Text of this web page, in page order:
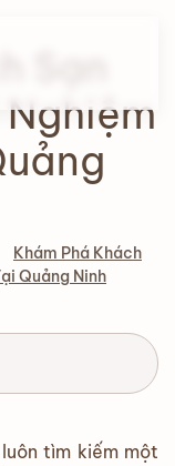
Sạn
Khám Phá Khách
Quảng Ninh
tìm kiếm một